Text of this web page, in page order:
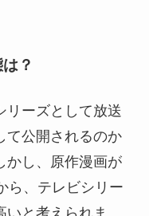
？
リーズとして放送
て公開されるのか
かし、原作漫画が
ら、テレビシリー
いと考えられま